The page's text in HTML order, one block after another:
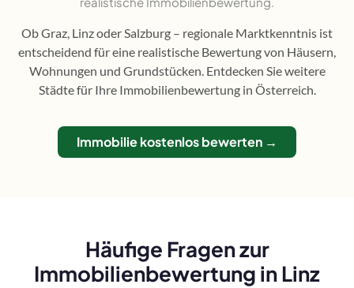
Ob Graz, Linz oder Salzburg – regionale Marktkenntnis ist
entscheidend für eine realistische Bewertung von Häusern,
Wohnungen und Grundstücken. Entdecken Sie weitere
Städte für Ihre Immobilienbewertung in Österreich.
Immobilie kostenlos bewerten →
Häufige Fragen zur
Immobilienbewertung in Linz